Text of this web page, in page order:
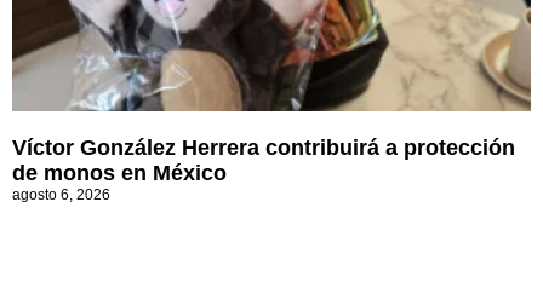
Víctor González Herrera contribuirá a protección
de monos en México
agosto 6, 2026